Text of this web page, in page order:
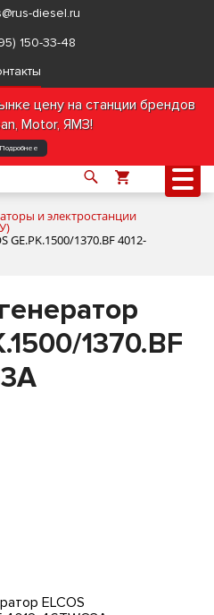
diesel.ru
150-33-48
цену на станции брендов
Motor, ЯМЗ!
Подробнее
и электростанции
GE.PK.1500/1370.BF 4012-
1370.BF